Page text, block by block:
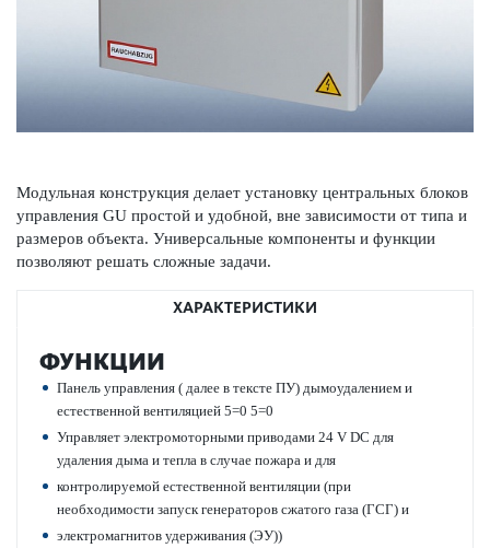
Модульная конструкция делает установку центральных блоков
управ­ления GU простой и удобной, вне зав­исимости от типа и
размеров объекта. Унив­ерсальные компоненты и функции
позв­оляют решать сложные задачи.
ХАРАКТЕРИСТИКИ
ФУНКЦИИ
Панель управления ( далее в тексте ПУ) дымоудалением и
естественной вентиляцией 5=0 5=0
Управляет электромоторными приводами 24 V DC для
удаления дыма и тепла в случае пожара и для
контролируемой естественной вентиляции (при
необходимости запуск генераторов сжатого газа (ГСГ) и
электромагнитов удерживания (ЭУ))